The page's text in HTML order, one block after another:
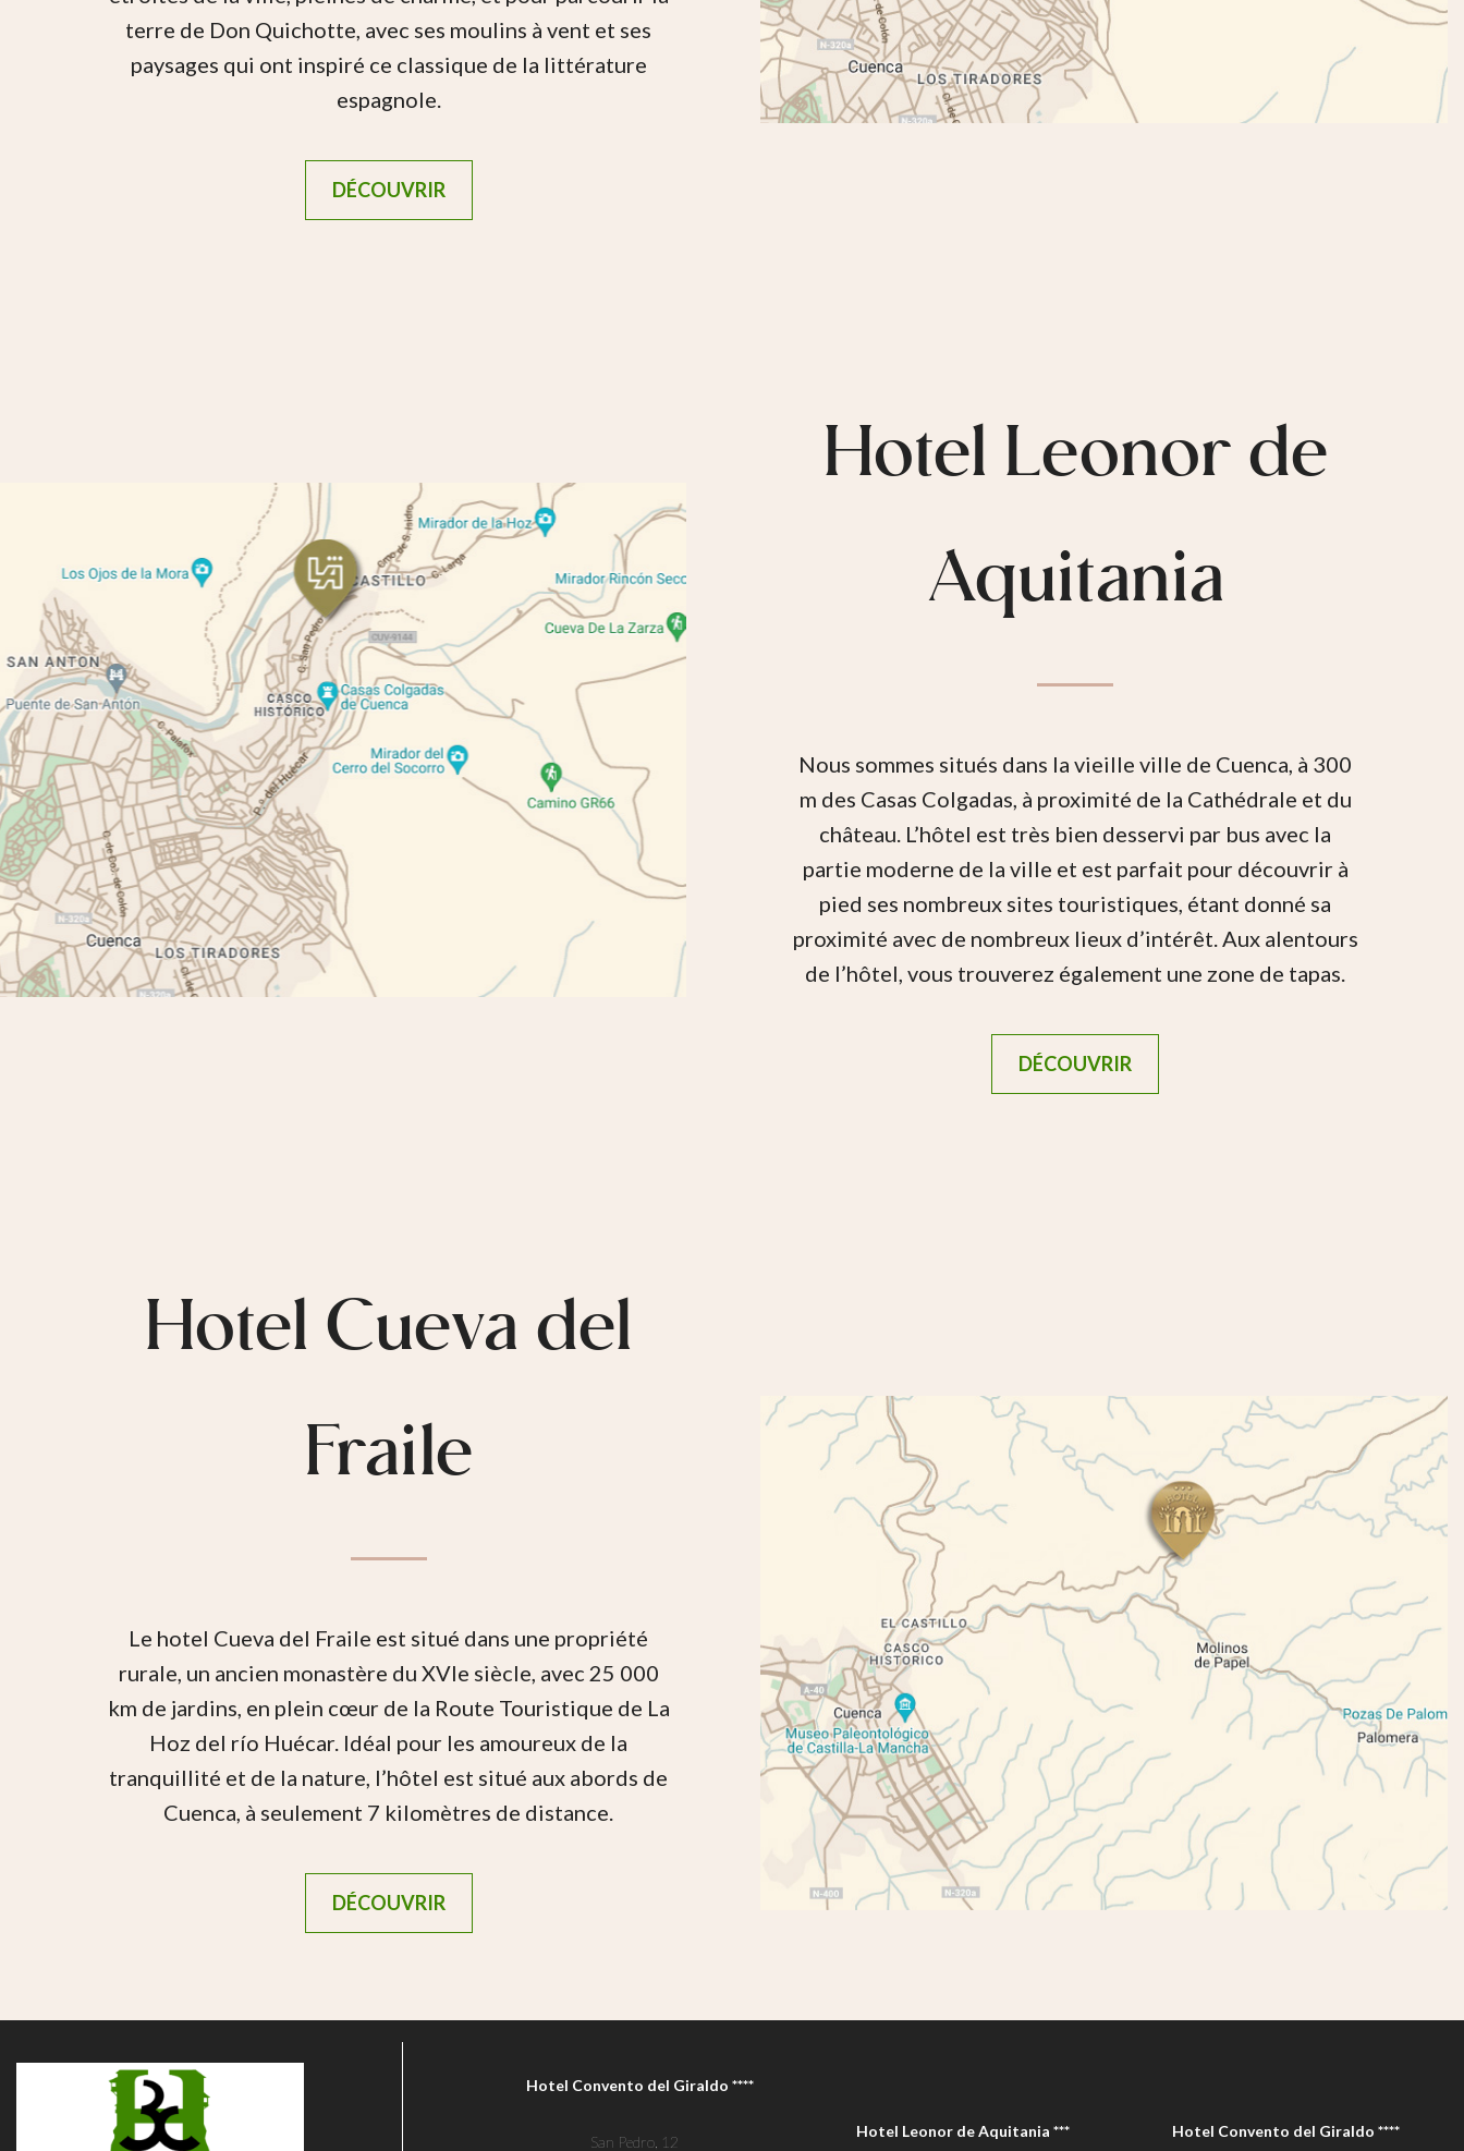
terre de Don Quichotte, avec ses moulins à vent et ses
paysages qui ont inspiré ce classique de la littérature
espagnole.
DÉCOUVRIR
Hotel Leonor de
Aquitania
Nous sommes situés dans la vieille ville de Cuenca, à 300
m des Casas Colgadas, à proximité de la Cathédrale et du
château. L’hôtel est très bien desservi par bus avec la
partie moderne de la ville et est parfait pour découvrir à
pied ses nombreux sites touristiques, étant donné sa
proximité avec de nombreux lieux d’intérêt. Aux alentours
de l’hôtel, vous trouverez également une zone de tapas.
DÉCOUVRIR
Hotel Cueva del
Fraile
Le hotel Cueva del Fraile est situé dans une propriété
rurale, un ancien monastère du XVIe siècle, avec 25 000
km de jardins, en plein cœur de la Route Touristique de La
Hoz del río Huécar. Idéal pour les amoureux de la
tranquillité et de la nature, l’hôtel est situé aux abords de
Cuenca, à seulement 7 kilomètres de distance.
DÉCOUVRIR
Hotel Convento del Giraldo ****
San Pedro, 12
Hotel Leonor de Aquitania *** Hotel Convento del Giraldo ****